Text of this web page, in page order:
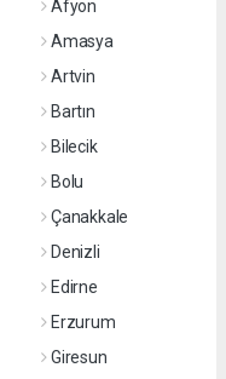
Afyon
Amasya
Artvin
Bartın
Bilecik
Bolu
Çanakkale
Denizli
Edirne
Erzurum
Giresun